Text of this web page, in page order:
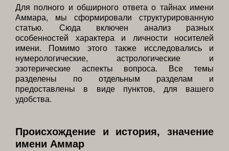
Для полного и обширного ответа о тайнах имени
Аммара, мы сформировали структурированную
статью. Сюда включен анализ разных
особенностей характера и личности носителей
имени. Помимо этого также исследовались и
нумерологические, астрологические и
эзотерические аспекты вопроса. Все темы
разделены по отдельным разделам и
предоставлены в виде пунктов, для вашего
удобства.
Происхождение и история, значение
имени Аммар